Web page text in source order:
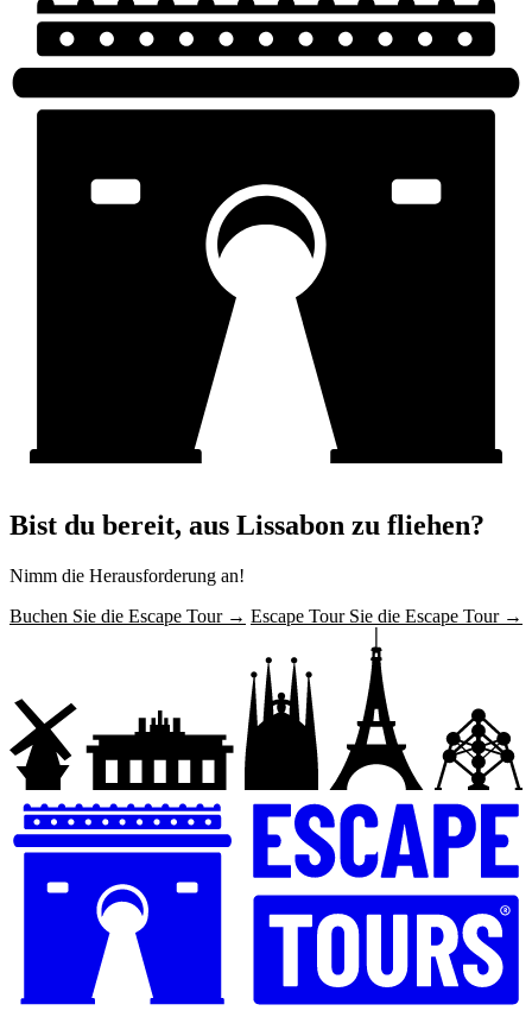
Bist du bereit, aus Lissabon zu fliehen?
Nimm die Herausforderung an!
Buchen Sie die Escape Tour → Escape Tour Sie die Escape Tour →